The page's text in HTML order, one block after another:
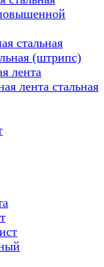
стальная
(штрипс)
лента
лента стальная